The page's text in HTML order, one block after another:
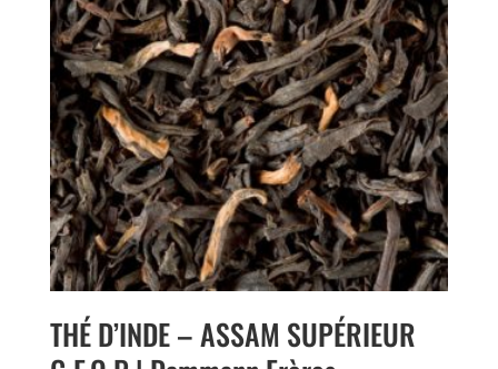
THÉ D’INDE – ASSAM SUPÉRIEUR